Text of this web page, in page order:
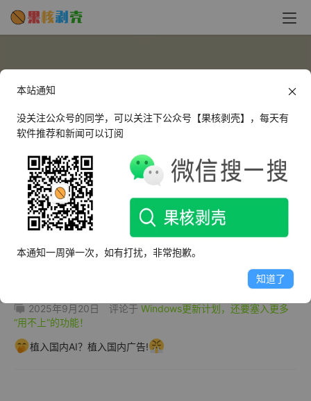
yumi250
这个人很懒，什么都没有留下～
2025年9月20日 评论于 Windows更新计划，还要塞入更多
“用不上”的功能！
植入国内AI？植入国内广告!
本站通知
没关注公众号的同学，可以关注下公众号【果核剥壳】，每天有
软件推荐和新闻可以订阅
本通知一周弹一次，如有打扰，非常抱歉。
知道了